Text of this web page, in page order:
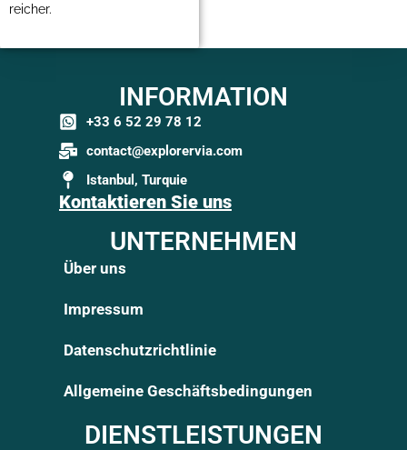
reicher.
INFORMATION
+33 6 52 29 78 12
contact@explorervia.com
Istanbul, Turquie
Kontaktieren Sie uns
UNTERNEHMEN
Über uns
Impressum
Datenschutzrichtlinie
Allgemeine Geschäftsbedingungen
DIENSTLEISTUNGEN